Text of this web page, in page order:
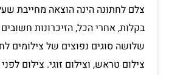
צלם לחתונה הינה הוצאה מחייבת
בקלות, אחרי הכל, הזיכרונות
שלושה סוגים נפוצים של צילומים
צילום טראש, וצילום זוגי. צילום